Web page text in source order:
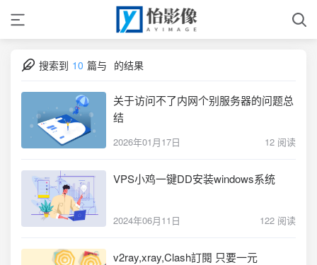
搜索到 10 篇与 的结果
关于访问不了内网个别服务器的问题总
结
2026年01月17日 12 阅读
VPS小鸡一键DD安装windows系统
2024年06月11日 122 阅读
v2ray,xray,Clash訂閱 只要一元